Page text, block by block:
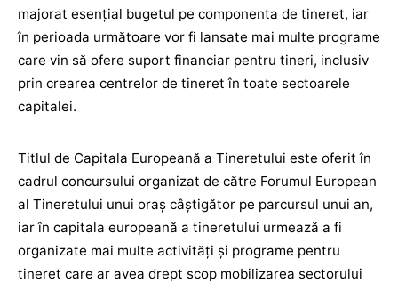
majorat esențial bugetul pe componenta de tineret, iar
în perioada următoare vor fi lansate mai multe programe
care vin să ofere suport financiar pentru tineri, inclusiv
prin crearea centrelor de tineret în toate sectoarele
capitalei.
Titlul de Capitala Europeană a Tineretului este oferit în
cadrul concursului organizat de către Forumul European
al Tineretului unui oraș câștigător pe parcursul unui an,
iar în capitala europeană a tineretului urmează a fi
organizate mai multe activități și programe pentru
tineret care ar avea drept scop mobilizarea sectorului